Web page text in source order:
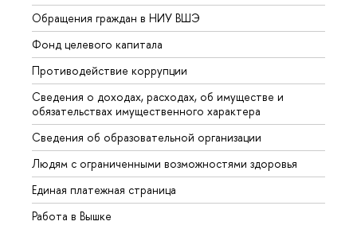
Обращения граждан в НИУ ВШЭ
Фонд целевого капитала
Противодействие коррупции
Сведения о доходах, расходах, об имуществе и
обязательствах имущественного характера
Сведения об образовательной организации
Людям с ограниченными возможностями здоровья
Единая платежная страница
Работа в Вышке